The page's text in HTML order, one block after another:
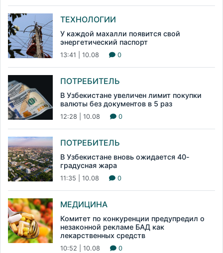
ТЕХНОЛОГИИ
У каждой махалли появится свой
энергетический паспорт
13:41 | 10.08 0
ПОТРЕБИТЕЛЬ
В Узбекистане увеличен лимит покупки
валюты без документов в 5 раз
12:28 | 10.08 0
ПОТРЕБИТЕЛЬ
В Узбекистане вновь ожидается 40-
градусная жара
11:35 | 10.08 0
МЕДИЦИНА
Комитет по конкуренции предупредил о
незаконной рекламе БАД как
лекарственных средств
10:52 | 10.08 0